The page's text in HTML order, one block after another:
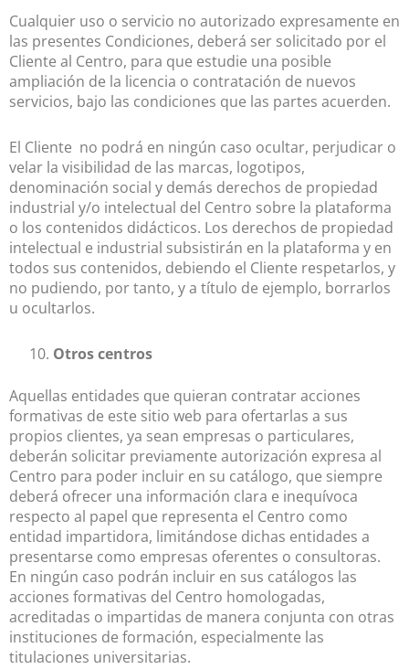
Cualquier uso o servicio no autorizado expresamente en
las presentes Condiciones, deberá ser solicitado por el
Cliente al Centro, para que estudie una posible
ampliación de la licencia o contratación de nuevos
servicios, bajo las condiciones que las partes acuerden.
El Cliente no podrá en ningún caso ocultar, perjudicar o
velar la visibilidad de las marcas, logotipos,
denominación social y demás derechos de propiedad
industrial y/o intelectual del Centro sobre la plataforma
o los contenidos didácticos. Los derechos de propiedad
intelectual e industrial subsistirán en la plataforma y en
todos sus contenidos, debiendo el Cliente respetarlos, y
no pudiendo, por tanto, y a título de ejemplo, borrarlos
u ocultarlos.
Otros centros
Aquellas entidades que quieran contratar acciones
formativas de este sitio web para ofertarlas a sus
propios clientes, ya sean empresas o particulares,
deberán solicitar previamente autorización expresa al
Centro para poder incluir en su catálogo, que siempre
deberá ofrecer una información clara e inequívoca
respecto al papel que representa el Centro como
entidad impartidora, limitándose dichas entidades a
presentarse como empresas oferentes o consultoras.
En ningún caso podrán incluir en sus catálogos las
acciones formativas del Centro homologadas,
acreditadas o impartidas de manera conjunta con otras
instituciones de formación, especialmente las
titulaciones universitarias.